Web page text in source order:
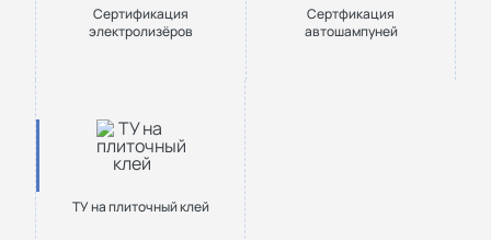
Сертификация
электролизёров
Сертфикация
автошампуней
ТУ на плиточный клей